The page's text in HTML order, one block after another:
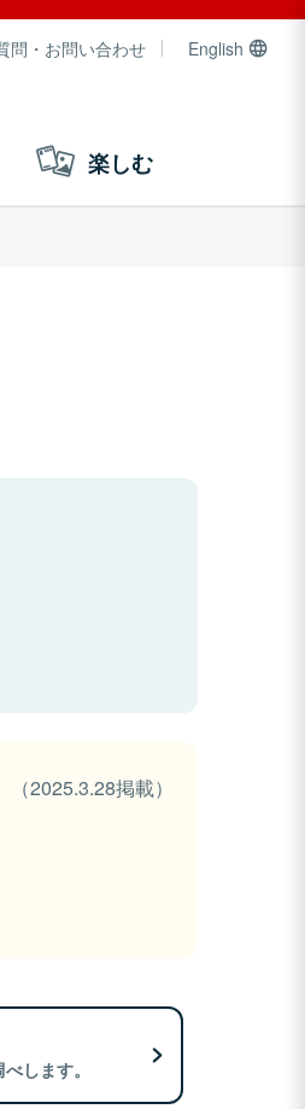
問・お問い合わせ English
楽しむ
（2025.3.28掲載）
します。